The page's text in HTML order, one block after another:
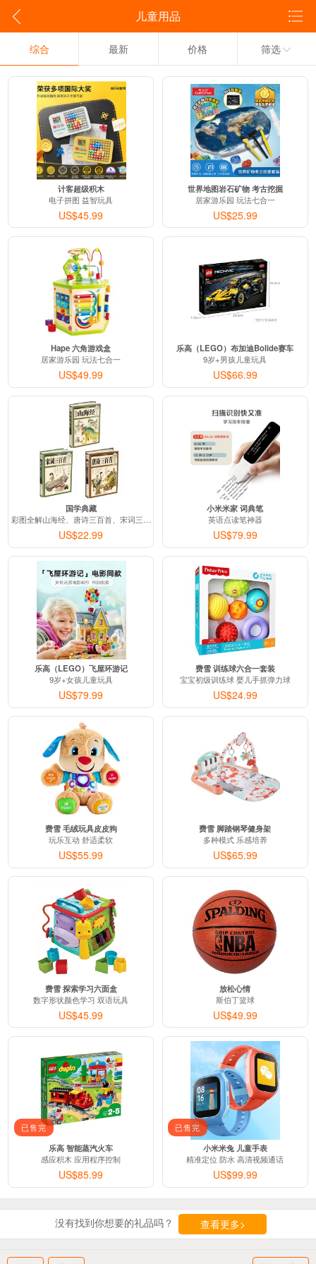
儿童用品
综合 最新 价格 筛选
计客超级积木
电子拼图 益智玩具
US$45.99
世界地图岩石矿物 考古挖掘
居家游乐园 玩法七合一
US$25.99
Hape 六角游戏盒
居家游乐园 玩法七合一
US$49.99
乐高（LEGO）布加迪Bolide赛车
9岁+男孩儿童玩具
US$66.99
国学典藏
彩图全解山海经、唐诗三百首、宋词三百首
US$22.99
小米米家 词典笔
英语点读笔神器
US$79.99
乐高（LEGO）飞屋环游记
9岁+女孩儿童玩具
US$79.99
费雪 训练球六合一套装
宝宝初级训练球 婴儿手抓弹力球
US$24.99
费雪 毛绒玩具皮皮狗
玩乐互动 舒适柔软
US$55.99
费雪 脚踏钢琴健身架
多种模式 乐感培养
US$65.99
费雪 探索学习六面盒
数字形状颜色学习 双语玩具
US$45.99
放松心情
斯伯丁篮球
US$49.99
已售完
乐高 智能蒸汽火车
感应积木 应用程序控制
US$85.99
已售完
小米米兔 儿童手表
精准定位 防水 高清视频通话
US$99.99
没有找到你想要的礼品吗？ 查看更多>